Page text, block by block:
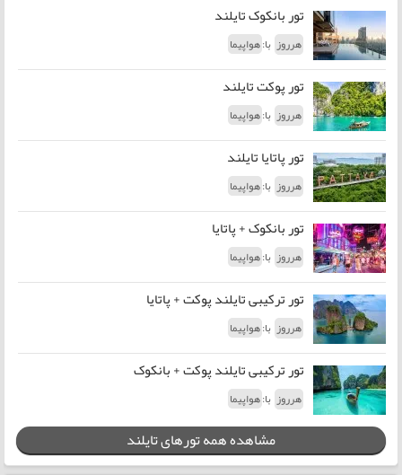
تور بانکوک تایلند
هرروز با:هواپیما
تور پوکت تایلند
هرروز با:هواپیما
تور پاتایا تایلند
هرروز با:هواپیما
تور بانکوک + پاتایا
هرروز با:هواپیما
تور ترکیبی تایلند پوکت + پاتایا
هرروز با:هواپیما
تور ترکیبی تایلند پوکت + بانکوک
هرروز با:هواپیما
مشاهده همه تورهای تایلند